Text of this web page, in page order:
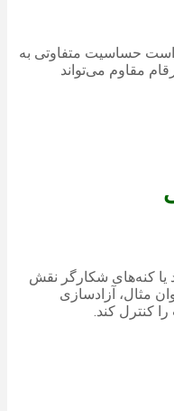
حساسیت متفاوتی به
مقاوم می‌تواند
یا کنه‌های شکارگر نقش
مثال، آزادسازی
کنترل کند.